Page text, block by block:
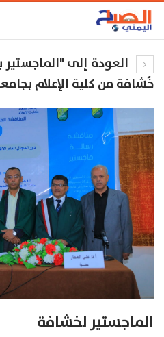
العودة إلى "الماجستير
خُشافة من كلية الإعلام
الماجستير لخشافة